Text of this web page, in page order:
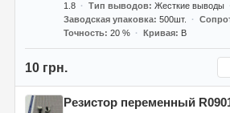
1.8
Тип выводов Жесткие выводы
Заводская упаковка 500шт.
Точность 20 % Кривая B
10 грн.
Резистор переменный